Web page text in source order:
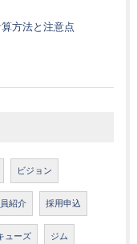
方法と注意点
ビジョン
紹介 採用申込
ューズ ジム